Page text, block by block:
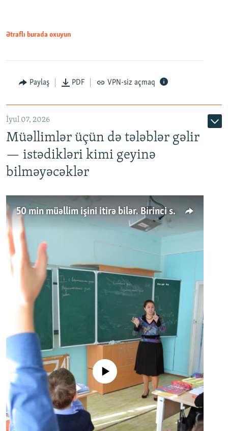
Ətraflı burada oxuyun
Paylaş PDF VPN-siz açmaq
İyul 07, 2026
Müəllimlər üçün də tələblər gəlir
— istədikləri kimi geyinə
bilməyəcəklər
50 min müəllim işini itirə bilər. Birinci sinfə gedənlər azalır
No media source currently available